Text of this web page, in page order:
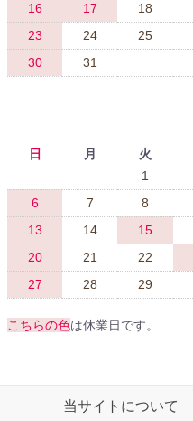
16
17 18
23
24 25
30
31
日 月 火
1
6
7 8
13
14 15
20
21 22
27
28 29
こちらの色は休業日です。
当サイトについて